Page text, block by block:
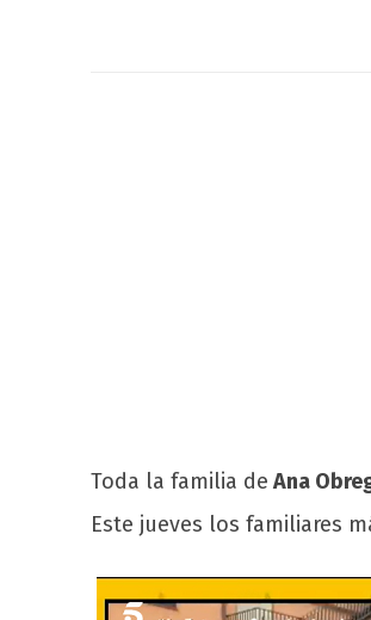
Toda la familia de Ana
Este jueves los familiares